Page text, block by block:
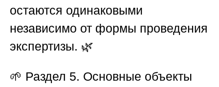
остаются одинаковыми
независимо от формы проведения
экспертизы. 🌿
🌱 Раздел 5. Основные объекты